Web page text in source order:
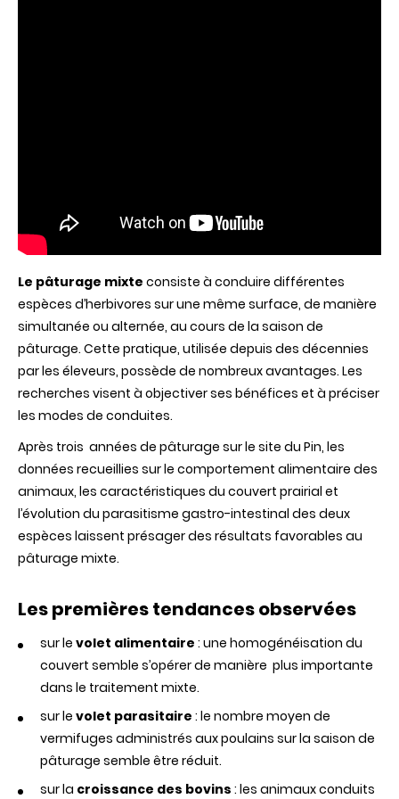
Le pâturage mixte consiste à conduire différentes
espèces d’herbivores sur une même surface, de manière
simultanée ou alternée, au cours de la saison de
pâturage. Cette pratique, utilisée depuis des décennies
par les éleveurs, possède de nombreux avantages. Les
recherches visent à objectiver ses bénéfices et à préciser
les modes de conduites.
Après trois années de pâturage sur le site du Pin, les
données recueillies sur le comportement alimentaire des
animaux, les caractéristiques du couvert prairial et
l’évolution du parasitisme gastro-intestinal des deux
espèces laissent présager des résultats favorables au
pâturage mixte.
Les premières tendances observées
sur le volet alimentaire : une homogénéisation du
couvert semble s’opérer de manière plus importante
dans le traitement mixte.
sur le volet parasitaire : le nombre moyen de
vermifuges administrés aux poulains sur la saison de
pâturage semble être réduit.
sur la croissance des bovins : les animaux conduits